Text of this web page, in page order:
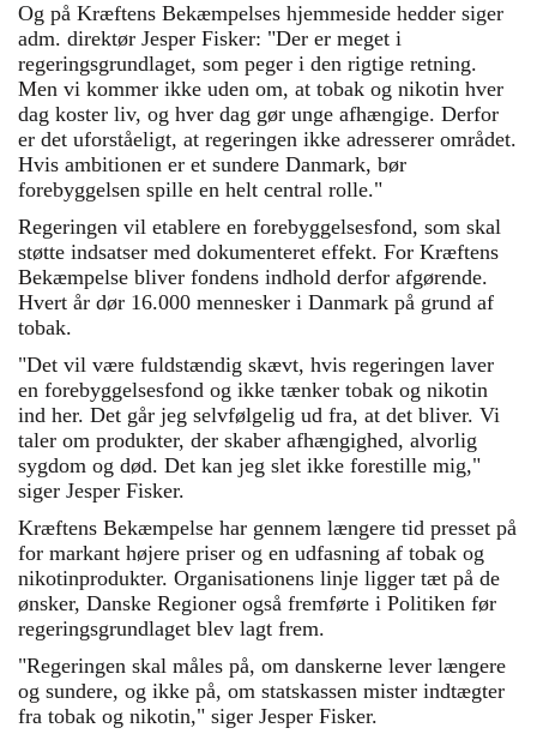
Og på Kræftens Bekæmpelses hjemmeside hedder siger
adm. direktør Jesper Fisker: "Der er meget i
regeringsgrundlaget, som peger i den rigtige retning.
Men vi kommer ikke uden om, at tobak og nikotin hver
dag koster liv, og hver dag gør unge afhængige. Derfor
er det uforståeligt, at regeringen ikke adresserer området.
Hvis ambitionen er et sundere Danmark, bør
forebyggelsen spille en helt central rolle."
Regeringen vil etablere en forebyggelsesfond, som skal
støtte indsatser med dokumenteret effekt. For Kræftens
Bekæmpelse bliver fondens indhold derfor afgørende.
Hvert år dør 16.000 mennesker i Danmark på grund af
tobak.
"Det vil være fuldstændig skævt, hvis regeringen laver
en forebyggelsesfond og ikke tænker tobak og nikotin
ind her. Det går jeg selvfølgelig ud fra, at det bliver. Vi
taler om produkter, der skaber afhængighed, alvorlig
sygdom og død. Det kan jeg slet ikke forestille mig,"
siger Jesper Fisker.
Kræftens Bekæmpelse har gennem længere tid presset på
for markant højere priser og en udfasning af tobak og
nikotinprodukter. Organisationens linje ligger tæt på de
ønsker, Danske Regioner også fremførte i Politiken før
regeringsgrundlaget blev lagt frem.
"Regeringen skal måles på, om danskerne lever længere
og sundere, og ikke på, om statskassen mister indtægter
fra tobak og nikotin," siger Jesper Fisker.